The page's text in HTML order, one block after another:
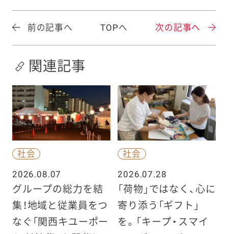
前の記事へ TOPへ 次の記事へ
関連記事
社会
2026.08.07
グループの総力を結
集！地域と従業員をつ
なぐ「関西キユーポー
社会
2026.07.28
「荷物」ではなく、心に
寄り添う「ギフト」
を。「キープ・スマイ